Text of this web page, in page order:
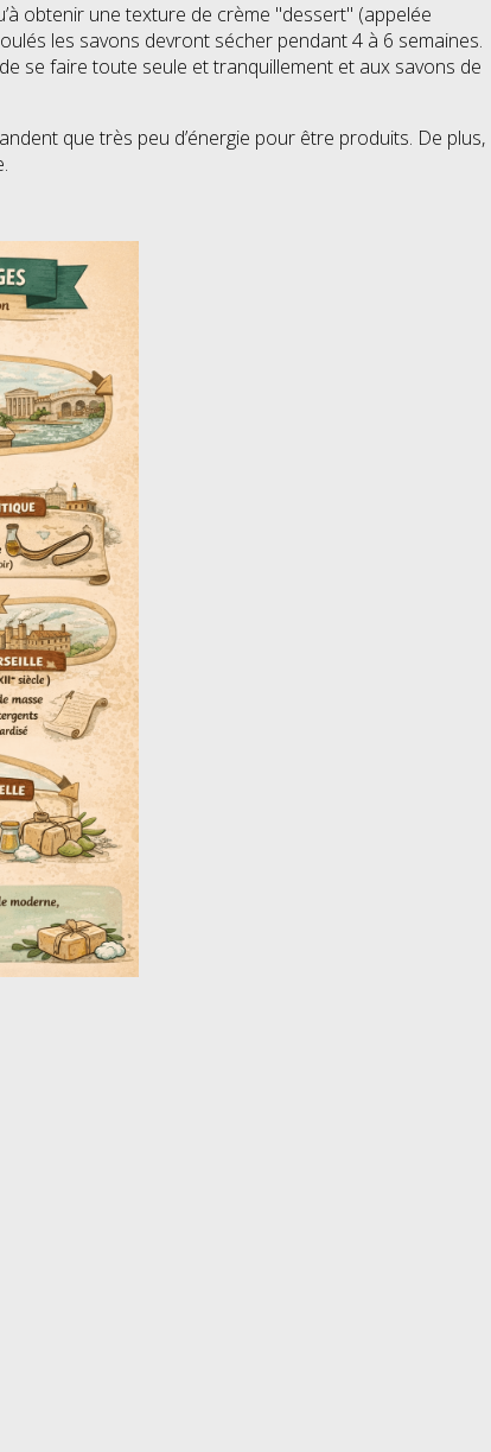
obtenir une texture de crème "dessert" (appelée
les savons devront sécher pendant 4 à 6 semaines.
se faire toute seule et tranquillement et aux savons de
que très peu d’énergie pour être produits. De plus,